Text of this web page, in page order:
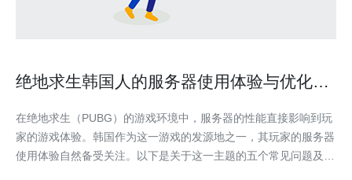
绝地求生韩国人的服务器使用体验与优化建
在绝地求生（PUBG）的游戏环境中，服务器的性能直接影响到玩
家的游戏体验。韩国作为这一游戏的发源地之一，其玩家的服务器
使用体验自然备受关注。以下是关于这一主题的五个常见问题及其